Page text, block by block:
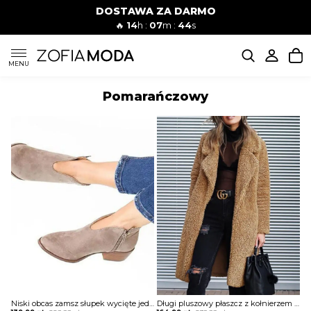
DOSTAWA ZA DARMO
🔥 14h : 07m : 43s
MENU
SUKIENKI
JEANSY
MODA PLAŻOWA
Pomarańczowy